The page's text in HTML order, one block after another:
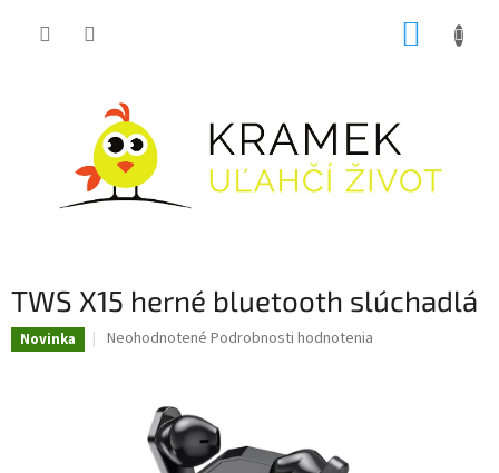
TWS X15 herné bluetooth slúchadlá
Novinka
Priemerné
Neohodnotené Podrobnosti hodnotenia